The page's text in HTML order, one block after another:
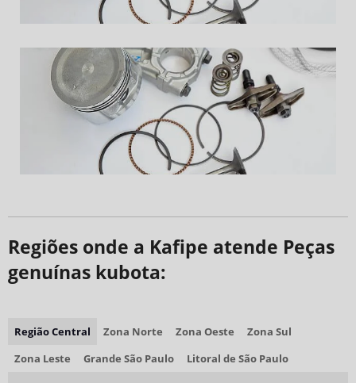
Regiões onde a Kafipe atende Peças
genuínas kubota:
Região Central Zona Norte Zona Oeste
Zona Sul
Zona Leste
Grande São Paulo Litoral de São Paulo